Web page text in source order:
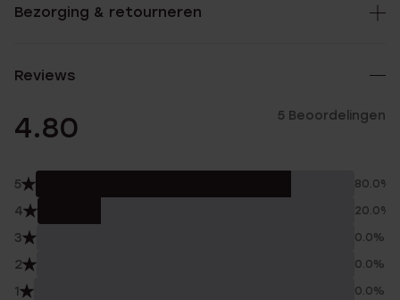
Bezorging & retourneren
Reviews
4.80 5 Beoordelingen
5 80.0%
4 20.0%
3 0.0%
2 0.0%
1 0.0%